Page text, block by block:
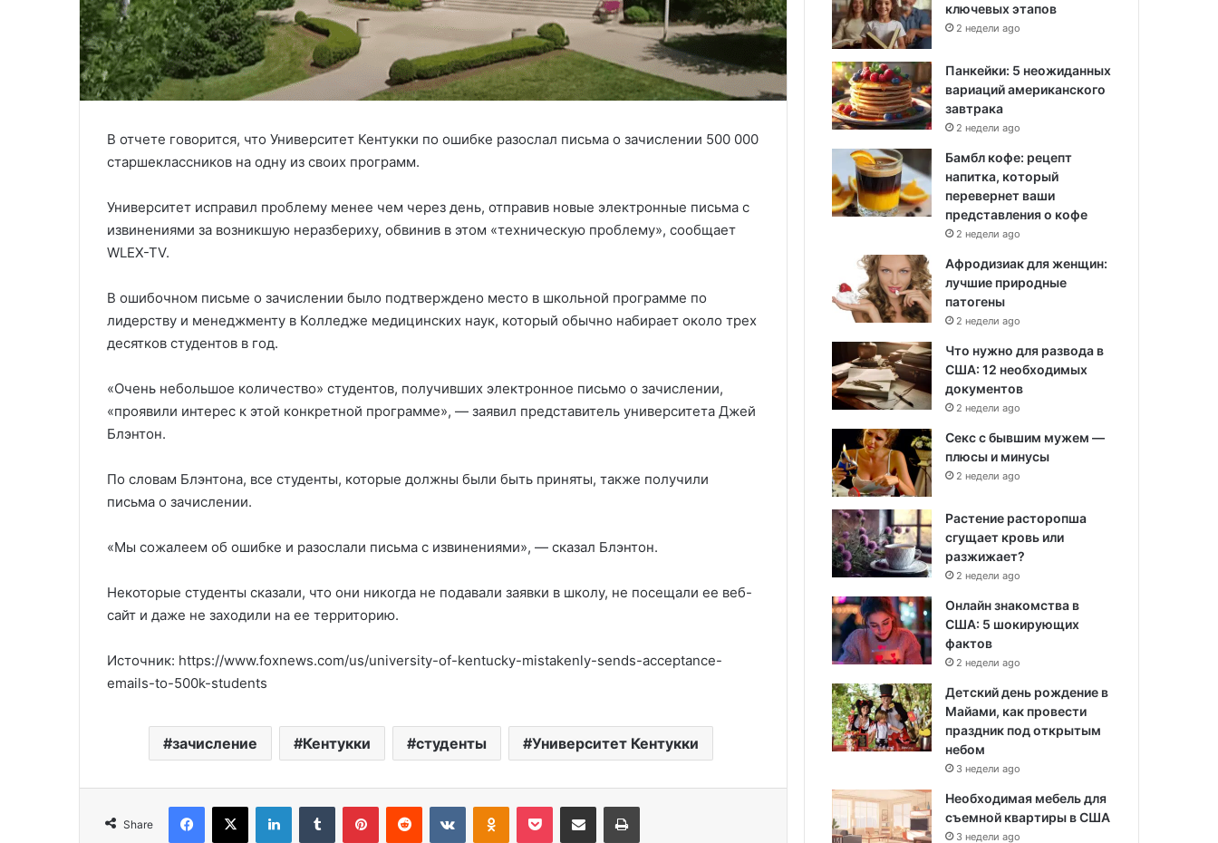
В отчете говорится, что Университет Кентукки по ошибке разослал письма о зачислении 500 000
старшеклассников на одну из своих программ.
Университет исправил проблему менее чем через день, отправив новые электронные письма с
извинениями за возникшую неразбериху, обвинив в этом «техническую проблему», сообщает
WLEX-TV.
В ошибочном письме о зачислении было подтверждено место в школьной программе по
лидерству и менеджменту в Колледже медицинских наук, который обычно набирает около трех
десятков студентов в год.
«Очень небольшое количество» студентов, получивших электронное письмо о зачислении,
«проявили интерес к этой конкретной программе», — заявил представитель университета Джей
Блэнтон.
По словам Блэнтона, все студенты, которые должны были быть приняты, также получили
письма о зачислении.
«Мы сожалеем об ошибке и разослали письма с извинениями», — сказал Блэнтон.
Некоторые студенты сказали, что они никогда не подавали заявки в школу, не посещали ее веб-
сайт и даже не заходили на ее территорию.
Источник: https://www.foxnews.com/us/university-of-kentucky-mistakenly-sends-acceptance-
emails-to-500k-students
зачисление Кентукки студенты Университет Кентукки
Share
Пляжный домик в Северной
проводили долгие выходные, теперь
доступен для сдачи в аренду для
ключевых этапов
2 недели ago
Панкейки: 5 неожиданных
вариаций американского
завтрака
2 недели ago
Бамбл кофе: рецепт
напитка, который
перевернет ваши
представления о кофе
2 недели ago
Афродизиак для женщин:
лучшие природные
патогены
2 недели ago
Что нужно для развода в
США: 12 необходимых
документов
2 недели ago
Секс с бывшим мужем —
плюсы и минусы
2 недели ago
Растение расторопша
сгущает кровь или
разжижает?
2 недели ago
Онлайн знакомства в
США: 5 шокирующих
фактов
2 недели ago
Детский день рождение в
Майами, как провести
праздник под открытым
небом
3 недели ago
Необходимая мебель для
съемной квартиры в США
3 недели ago